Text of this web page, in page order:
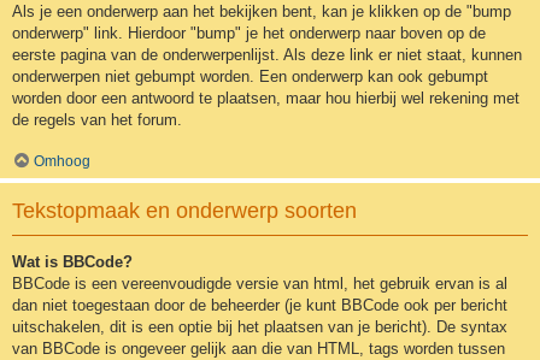
Als je een onderwerp aan het bekijken bent, kan je klikken op de "bump
onderwerp" link. Hierdoor "bump" je het onderwerp naar boven op de
eerste pagina van de onderwerpenlijst. Als deze link er niet staat, kunnen
onderwerpen niet gebumpt worden. Een onderwerp kan ook gebumpt
worden door een antwoord te plaatsen, maar hou hierbij wel rekening met
de regels van het forum.
Omhoog
Tekstopmaak en onderwerp soorten
Wat is BBCode?
BBCode is een vereenvoudigde versie van html, het gebruik ervan is al
dan niet toegestaan door de beheerder (je kunt BBCode ook per bericht
uitschakelen, dit is een optie bij het plaatsen van je bericht). De syntax
van BBCode is ongeveer gelijk aan die van HTML, tags worden tussen